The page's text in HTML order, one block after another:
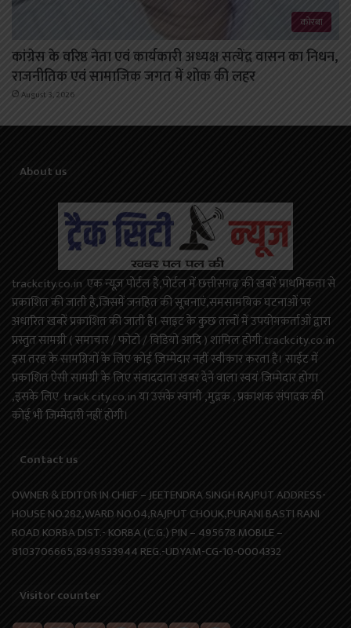
कोरबा
कांग्रेस के वरिष्ठ नेता एवं कार्यकारी अध्यक्ष सत्येंद्र वासन का निधन,
राजनीतिक एवं सामाजिक जगत में शोक की लहर
August 3, 2026
About us
trackcity.co.in एक न्यूज़ पोर्टल है,पोर्टल में छत्तीसगढ़ की खबरें प्राथमिकता से
प्रकाशित की जाती है,जिसमें जनहित की सूचनाएं,समसामयिक घटनाओं पर
अधारित खबरें प्रकाशित की जाती है। साइट के कुछ तत्वों में उपयोगकर्ताओं द्वारा
प्रस्तुत सामग्री ( समाचार / फोटो / विडियो आदि ) शामिल होगी.trackcity.co.in
इस तरह के सामग्रियों के लिए कोई ज़िम्मेदार नहीं स्वीकार करता है। साईट में
प्रकाशित ऐसी सामग्री के लिए संवाददाता खबर देने वाला स्वयं जिम्मेदार होगा
,इसके लिए track city.co.in या उसके स्वामी ,मुद्रक , प्रकाशक संपादक की
कोई भी जिम्मेदारी नहीं होगी।
Contact us
OWNER & EDITOR IN CHIEF – JEETENDRA SINGH RAJPUT ADDRESS-
HOUSE NO.282,WARD NO.04,RAJPUT CHOUK,PURANI BASTI RANI
ROAD KORBA DIST.- KORBA (C.G.) PIN – 495678 MOBILE –
8103706665,8349533944 REG.-UDYAM-CG-10-0004332
Visitor counter